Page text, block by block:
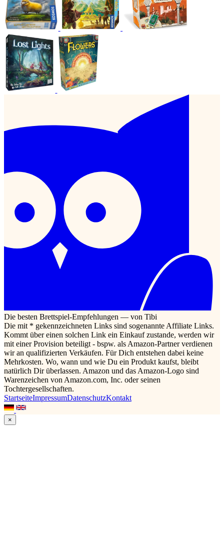
Die besten Brettspiel-Empfehlungen — von Tibi
Die mit * gekennzeichneten Links sind sogenannte Affiliate Links.
Kommt über einen solchen Link ein Einkauf zustande, werden wir
mit einer Provision beteiligt - bspw. als Amazon-Partner verdienen
wir an qualifizierten Verkäufen. Für Dich entstehen dabei keine
Mehrkosten. Wo, wann und wie Du ein Produkt kaufst, bleibt
natürlich Dir überlassen. Amazon und das Amazon-Logo sind
Warenzeichen von Amazon.com, Inc. oder seinen
Tochtergesellschaften.
StartseiteImpressumDatenschutzKontakt
×